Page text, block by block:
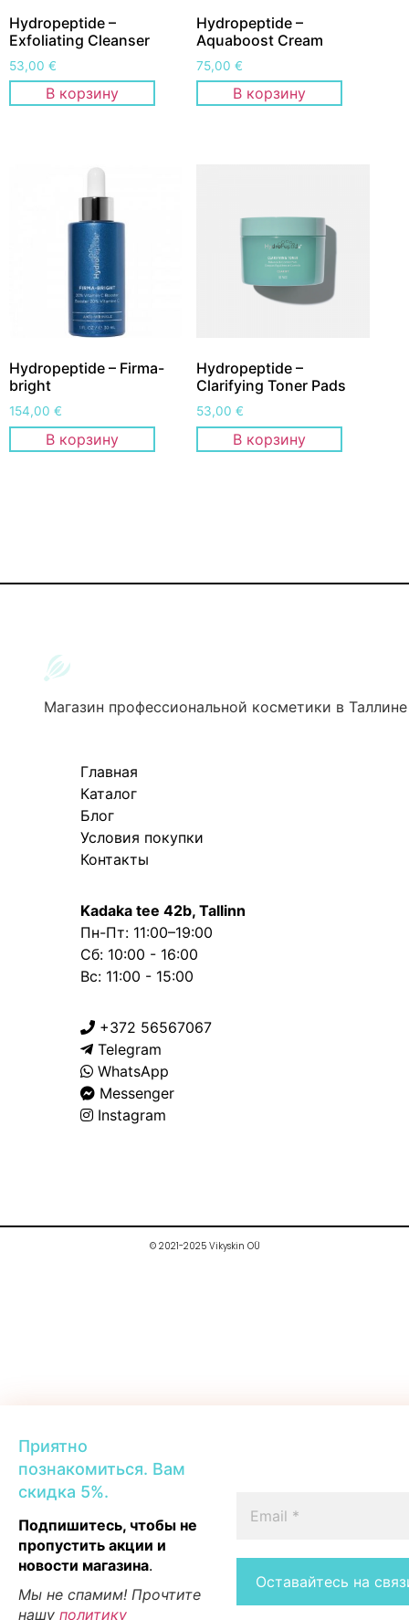
Приятно
познакомиться. Вам
скидка 5%.
Подпишитесь, чтобы не
пропустить акции и
новости магазина.
Мы не спамим! Прочтите
нашу политику
Hydropeptide –
Exfoliating Cleanser
53,00 €
В корзину
Hydropeptide –
Aquaboost Cream
75,00€
В корзину
Hydropeptide – Firma-
bright
154,00 €
В корзину
Hydropeptide –
Clarifying Toner Pads
53,00€
В корзину
Магазин профессиональной косметики в Таллине
Главная
Каталог
Блог
Условия покупки
Контакты
Kadaka tee 42b, Tallinn
Пн-Пт: 11:00–19:00
Сб: 10:00 - 16:00
Вс: 11:00 - 15:00
+372 56567067
Telegram
WhatsApp
Messenger
Instagram
© 2021-2025 Vikyskin OÜ